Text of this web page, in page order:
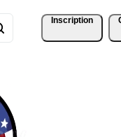
Inscription